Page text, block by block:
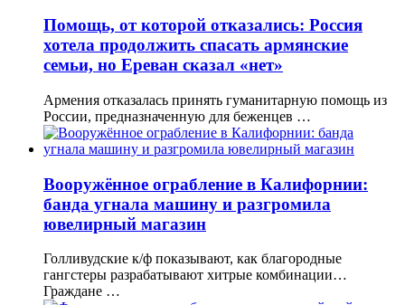
Помощь, от которой отказались: Россия
хотела продолжить спасать армянские
семьи, но Ереван сказал «нет»
Армения отказалась принять гуманитарную помощь из
России, предназначенную для беженцев …
Вооружённое ограбление в Калифорнии:
банда угнала машину и разгромила
ювелирный магазин
Голливудские к/ф показывают, как благородные
гангстеры разрабатывают хитрые комбинации…
Граждане …